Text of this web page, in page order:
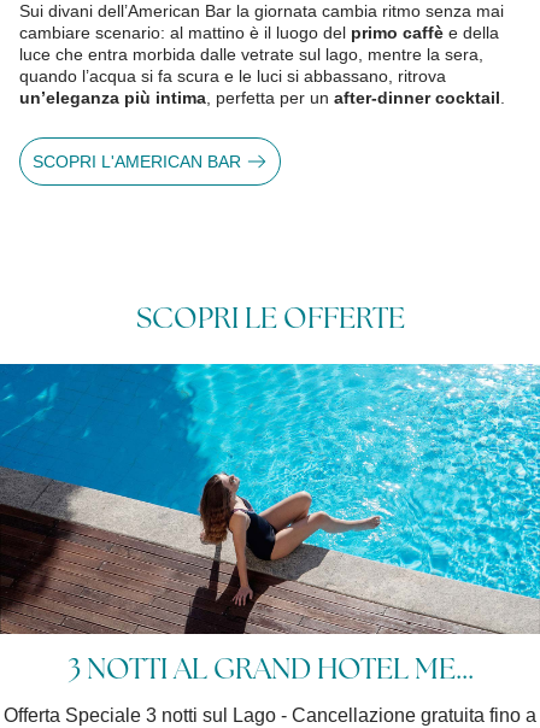
Sui divani dell’American Bar la giornata cambia ritmo senza mai
cambiare scenario: al mattino è il luogo del primo caffè e della
luce che entra morbida dalle vetrate sul lago, mentre la sera,
quando l’acqua si fa scura e le luci si abbassano, ritrova
un’eleganza più intima , perfetta per un after-dinner cocktail
SCOPRI L'AMERICAN BAR
SCOPRI LE OFFERTE
3 NOTTI AL GRAND HOTEL ME...
Offerta Speciale 3 notti sul Lago - Cancellazione gratuita fino a